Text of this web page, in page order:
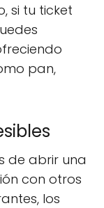
si tu ticket
pan,
de abrir una
con otros
los